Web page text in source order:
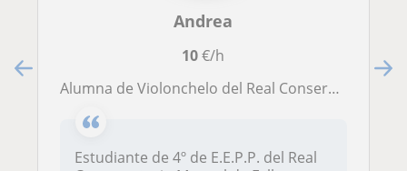
Andrea
10€/h
Alumna de Violonchelo del Real Conservatorio Manuel de Falla. Soy una persona muy creativa, innovadora ,con una alto nivel de motivación y capacidad para enseñar a los demás.Preparada para dar clases a niños, adolescentes y adultos
Estudiante de 4º de E.E.P.P. del Real